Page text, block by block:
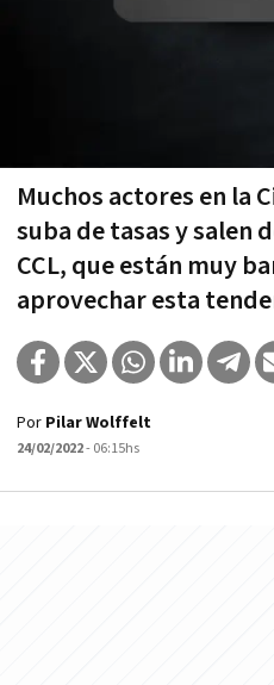
Muchos actores en la
suba de tasas y salen
CCL, que están muy
aprovechar esta
Por Pilar Wolffelt
24/02/2022- 06:15hs